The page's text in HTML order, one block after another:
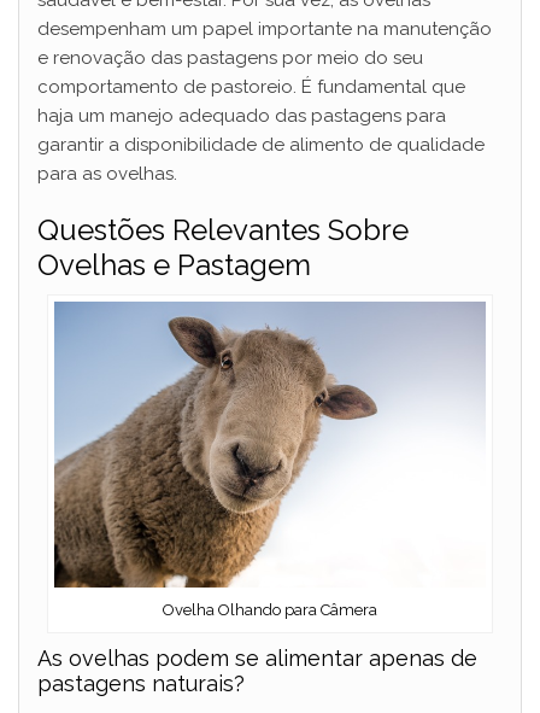
desempenham um papel importante na manutenção
e renovação das pastagens por meio do seu
comportamento de pastoreio. É fundamental que
haja um manejo adequado das pastagens para
garantir a disponibilidade de alimento de qualidade
para as ovelhas.
Questões Relevantes Sobre
Ovelhas e Pastagem
Ovelha Olhando para Câmera
As ovelhas podem se alimentar apenas de
pastagens naturais?